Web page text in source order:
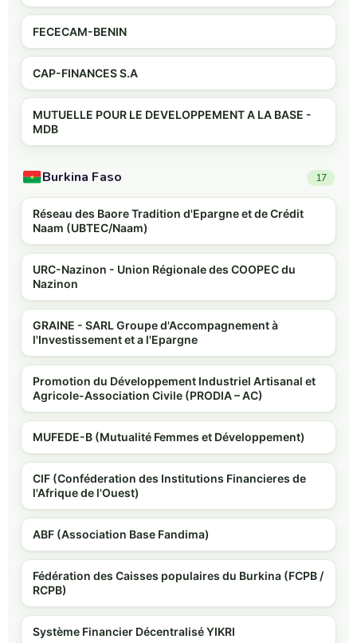
FECECAM-BENIN
CAP-FINANCES S.A
MUTUELLE POUR LE DEVELOPPEMENT A LA BASE -
MDB
Burkina Faso 17
Réseau des Baore Tradition d'Epargne et de Crédit
Naam (UBTEC/Naam)
URC-Nazinon - Union Régionale des COOPEC du
Nazinon
GRAINE - SARL Groupe d'Accompagnement à
l'Investissement et a l'Epargne
Promotion du Développement Industriel Artisanal et
Agricole-Association Civile (PRODIA – AC)
MUFEDE-B (Mutualité Femmes et Développement)
CIF (Conféderation des Institutions Financieres de
l'Afrique de l'Ouest)
ABF (Association Base Fandima)
Fédération des Caisses populaires du Burkina (FCPB /
RCPB)
Système Financier Décentralisé YIKRI